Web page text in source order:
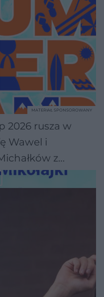
2026 rusza w
Wawel i
z
MATERIAŁ SPONSOROWANY